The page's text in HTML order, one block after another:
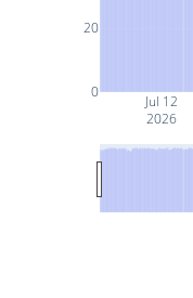
Jul 12
2026
0
20